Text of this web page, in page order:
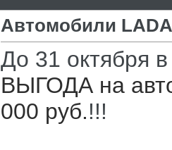
Автомобили
До 31
ВЫГОДА на
000 руб.!!!